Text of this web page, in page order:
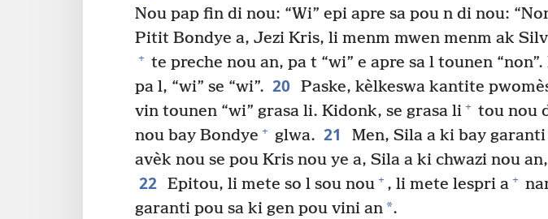
Nou pap fin di nou: “Wi” epi apre sa pou n di nou:
Pitit Bondye a, Jezi Kris, li menm mwen menm ak
+ te preche nou an, pa t “wi” e apre sa l tounen
pa l, “wi” se “wi”. 20 Paske, kèlkeswa kantite
vin tounen “wi” grasa li. Kidonk, se grasa li + tou nou
nou bay Bondye + glwa. 21
Men, Sila a ki bay
avèk nou se pou Kris nou ye a, Sila a ki chwazi nou
22 Epitou, li mete so l sou nou + , li mete lespri a +
garanti pou sa ki gen pou vini an*.